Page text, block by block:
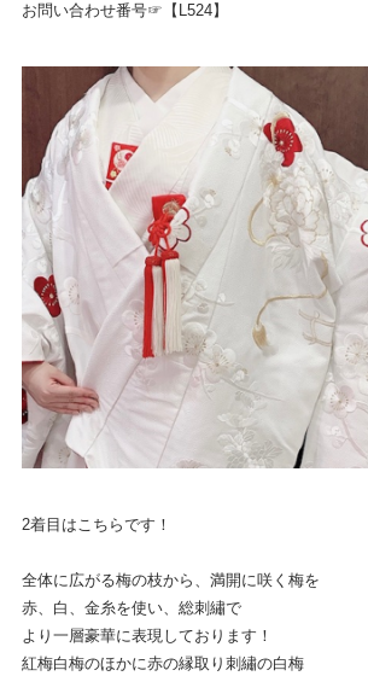
お問い合わせ番号☞【L524】
2着目はこちらです！
全体に広がる梅の枝から、満開に咲く梅を
赤、白、金糸を使い、総刺繡で
より一層豪華に表現しております！
紅梅白梅のほかに赤の縁取り刺繡の白梅